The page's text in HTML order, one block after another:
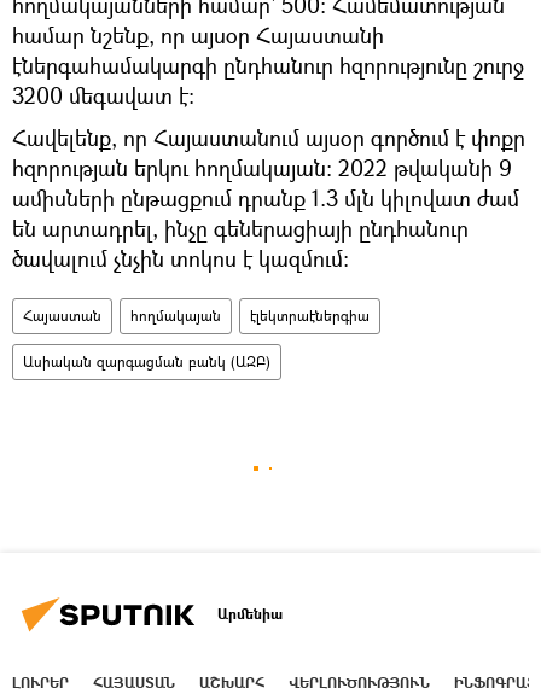
համար նշենք, որ այսօր Հայաստանի
էներգահամակարգի ընդհանուր հզորությունը շուրջ
3200 մեգավատ է։
Հավելենք, որ Հայաստանում այսօր գործում է փոքր
հզորության երկու հողմակայան։ 2022 թվականի 9
ամիսների ընթացքում դրանք 1.3 մլն կիլովատ ժամ
են արտադրել, ինչը գեներացիայի ընդհանուր
ծավալում չնչին տոկոս է կազմում։
Հայաստան հողմակայան էլեկտրաէներգիա
Ասիական զարգացման բանկ (ԱԶԲ)
Արմենիա
ԼՈՒՐԵՐ ՀԱՅԱՍՏԱՆ ԱՇԽԱՐՀ ՎԵՐԼՈՒԾՈՒԹՅՈՒՆ